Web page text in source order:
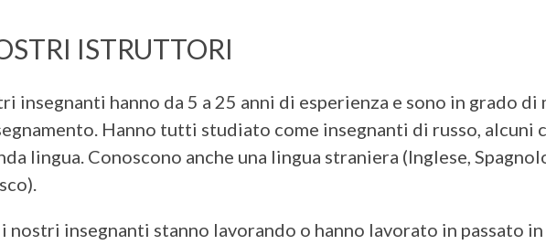
ISTRUTTORI
insegnanti hanno da 5 a 25 anni di esperienza e sono in grado
Hanno tutti studiato come insegnanti di russo, alcuni
lingua. Conoscono anche una lingua straniera (Inglese,
nostri insegnanti stanno lavorando o hanno lavorato in passato